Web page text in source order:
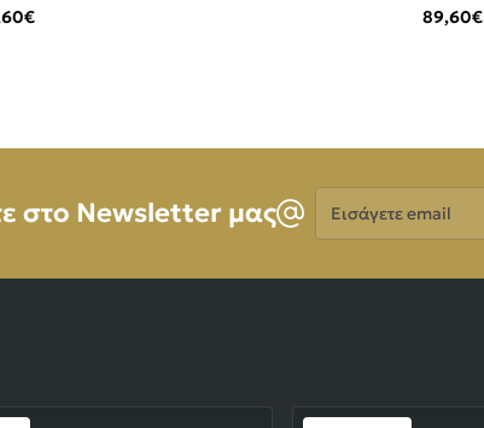
89,60€
στο Newsletter μας
Εισάγετε
email